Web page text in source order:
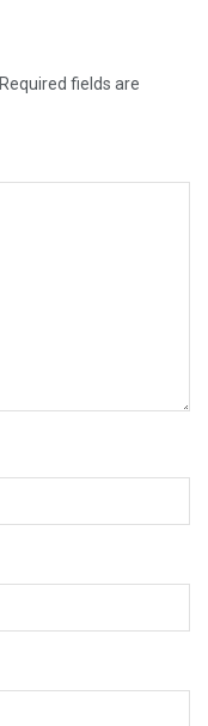
Required fields are